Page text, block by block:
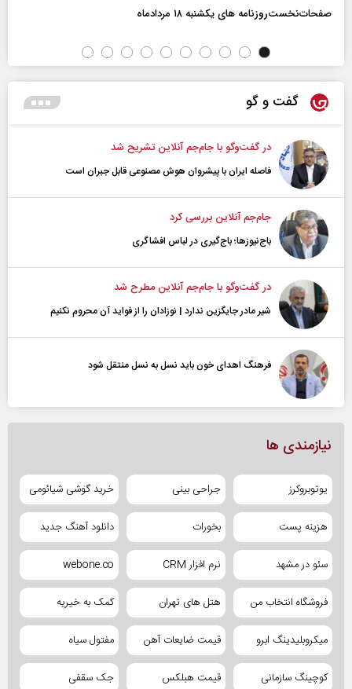
صفحات‌نخست‌روزنامه ها‌ی یکشنبه ۱۸ مردادماه
گفت و گو
در گفت‌و‌گو با جام‌جم آنلاین تشریح شد
فاصله ایران با پیشرو‌ان هوش مصنوعی قابل جبران است
جام‌جم آنلاین بررسی کرد
باج‌نیوزها؛ باج‌گیری در لباس افشاگری
در گفت‌و‌گو با جام‌جم آنلاین مطرح شد
شیر مادر جایگزین ندارد | نوزادان را از فواید آن محروم نکنیم
فرهنگ اهدای خون باید نسل به نسل منتقل شود
نیازمندی ها
یوتوبروکرز جراحی بینی خرید گوشی شیائومی
هزینه پست بخورات دانلود آهنگ جدید
سئو در مشهد نرم افزار CRM webone.co
فروشگاه انتخاب من هتل های تهران کمک به خیریه
میکروبلیدینگ ابرو قیمت ضایعات آهن مفتول سیاه
کوچینگ سازمانی قیمت هبلکس جک سقفی